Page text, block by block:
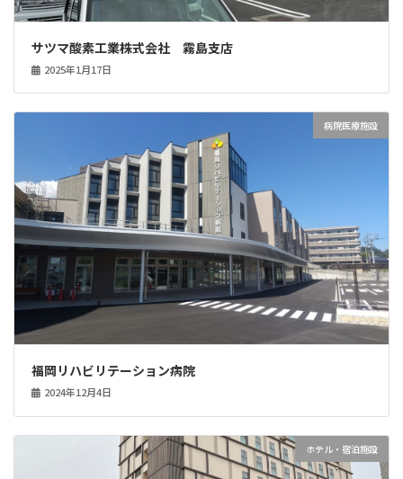
サツマ酸素工業株式会社 霧島支店
2025年1月17日
病院医療施設
福岡リハビリテーション病院
2024年12月4日
ホテル・宿泊施設